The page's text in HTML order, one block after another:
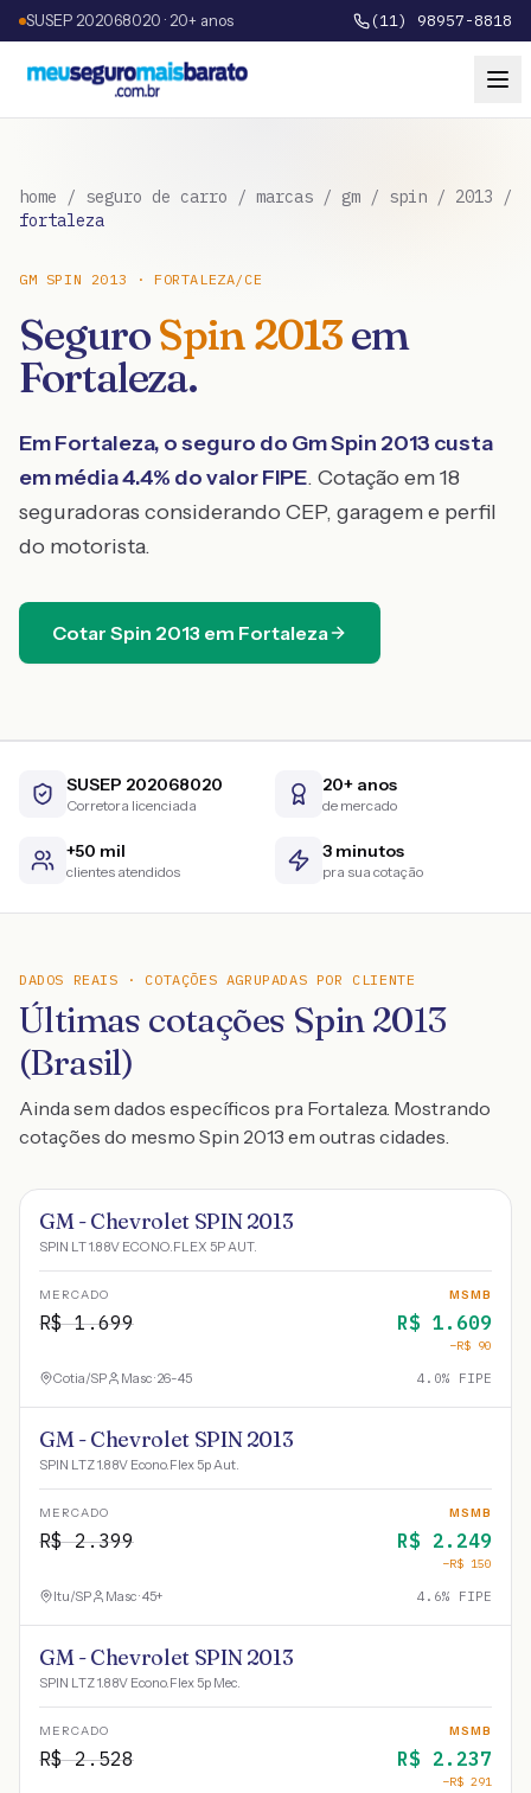
SUSEP 202068020 · 20+ anos (11) 98957-8818
home / seguro de carro / marcas / gm / spin / 2013 /
fortaleza
GM SPIN 2013 ·FORTALEZA/ CE
SeguroSpin2013em
Fortaleza.
EmFortaleza, o seguro do GmSpin 2013 custa
em média4.4% do valor FIPE. Cotação em 18
seguradoras considerando CEP, garagem e perfil
do motorista.
Cotar Spin 2013 em Fortaleza
SUSEP 202068020
Corretora licenciada
20+ anos
de mercado
+50 mil
clientes atendidos
3 minutos
pra sua cotação
DADOS REAIS · COTAÇÕES AGRUPADAS POR CLIENTE
Últimas cotações Spin 2013
(Brasil)
Ainda sem dados específicos pra Fortaleza. Mostrando
cotações do mesmo Spin 2013 em outras cidades.
GM - Chevrolet SPIN 2013
SPIN LT 1.8 8V ECONO.FLEX 5P AUT.
MERCADO
R$1.699
MSMB
R$ 1.609
−R$ 90
Cotia/SP Masc · 26-45 4.0% FIPE
GM - Chevrolet SPIN 2013
SPIN LTZ 1.8 8V Econo.Flex 5p Aut.
MERCADO
R$2.399
MSMB
R$ 2.249
−R$ 150
Itu/SP Masc · 45+ 4.6% FIPE
GM - Chevrolet SPIN 2013
SPIN LTZ 1.8 8V Econo.Flex 5p Mec.
MERCADO
R$2.528
MSMB
R$ 2.237
−R$ 291